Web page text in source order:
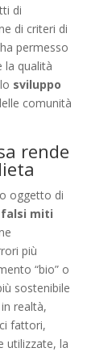
di
di criteri di
permesso
la qualità
sviluppo
comunità
rende
oggetto di
falsi miti
più
“bio” o
sostenibile
realtà,
fattori,
utilizzate, la